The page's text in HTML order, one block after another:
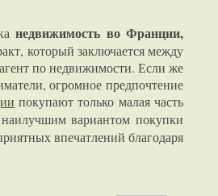
недвижимость во Франции,
который заключается между
по недвижимости. Если же
огромное предпочтение
покупают только малая часть
вариантом покупки
впечатлений благодаря